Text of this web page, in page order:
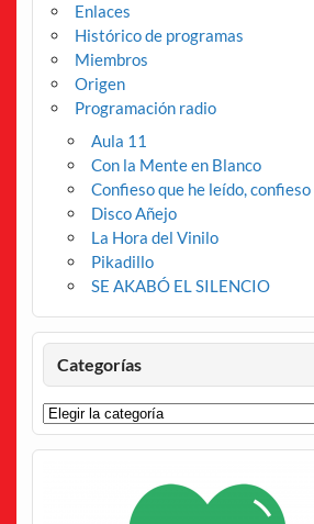
Enlaces
Histórico de programas
Miembros
Origen
Programación radio
Aula 11
Con la Mente en Blanco
Confieso que he leído,
Disco Añejo
La Hora del Vinilo
Pikadillo
SE AKABÓ EL SILENCIO
Categorías
Categorías